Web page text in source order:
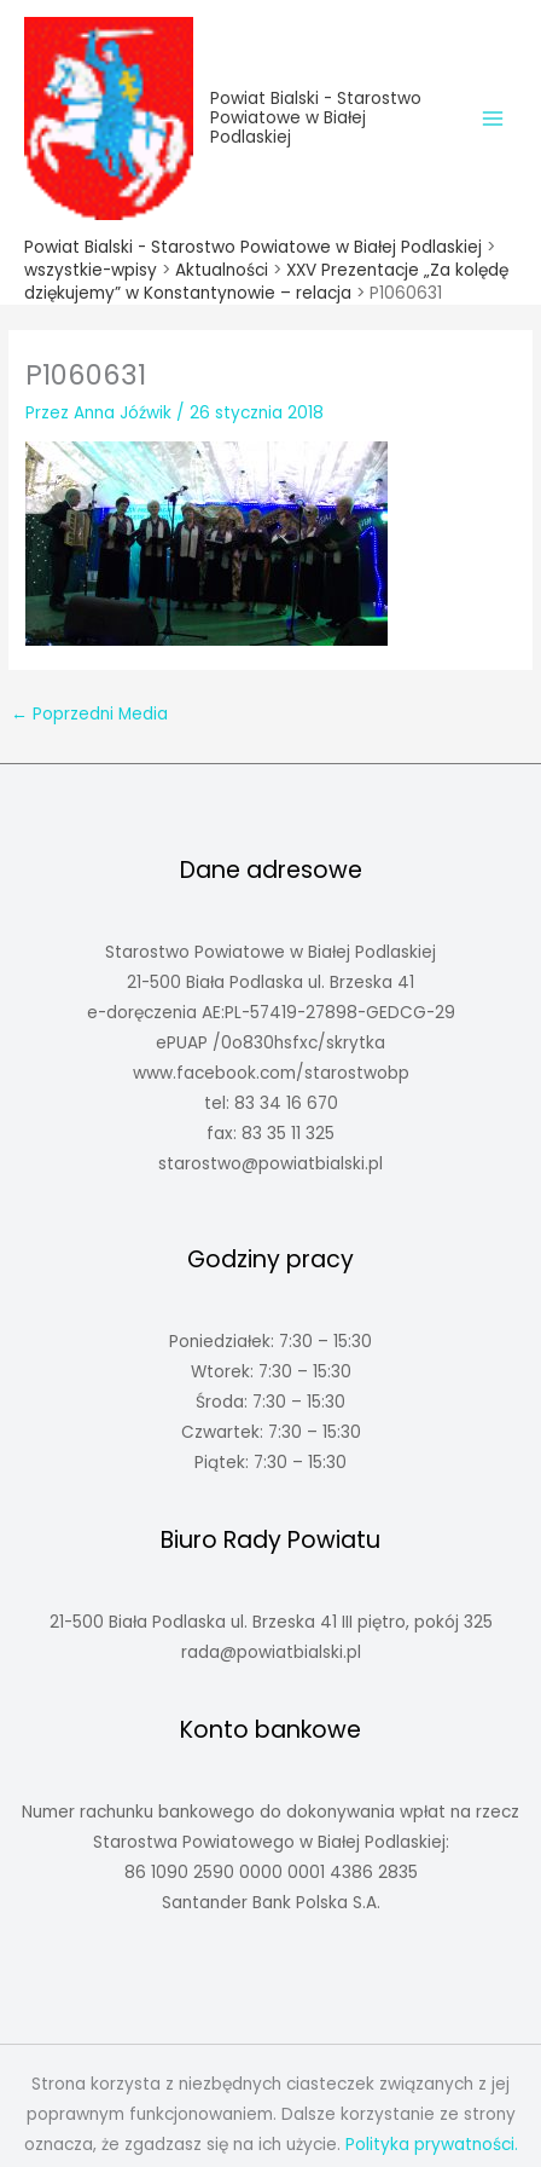
treści
Przejdź
treści
Powiat Bialski - Starostwo
Powiatowe w Białej
Podlaskiej
Powiat Bialski - Starostwo Powiatowe w Białej Podlaskiej >
wszystkie-wpisy > Aktualności > XXV Prezentacje „Za kolędę
dziękujemy” w Konstantynowie – relacja > P1060631
P1060631
PrzezAnna Jóźwik /26 stycznia 2018
← Poprzedni Media
Dane adresowe
Starostwo Powiatowe w Białej Podlaskiej
21-500 Biała Podlaska ul. Brzeska 41
e-doręczenia AE:PL-57419-27898-GEDCG-29
ePUAP /0o830hsfxc/skrytka
www.facebook.com/starostwobp
tel: 83 34 16 670
fax: 83 35 11 325
starostwo@powiatbialski.pl
Godziny pracy
Poniedziałek: 7:30 – 15:30
Wtorek: 7:30 – 15:30
Środa: 7:30 – 15:30
Czwartek: 7:30 – 15:30
Piątek: 7:30 – 15:30
Biuro Rady Powiatu
21-500 Biała Podlaska ul. Brzeska 41 III piętro, pokój 325
rada@powiatbialski.pl
Konto bankowe
Numer rachunku bankowego do dokonywania wpłat na rzecz
Starostwa Powiatowego w Białej Podlaskiej:
86 1090 2590 0000 0001 4386 2835
Santander Bank Polska S.A.
Strona korzysta z niezbędnych ciasteczek związanych z jej
poprawnym funkcjonowaniem. Dalsze korzystanie ze strony
oznacza, że zgadzasz się na ich użycie. Polityka prywatności.